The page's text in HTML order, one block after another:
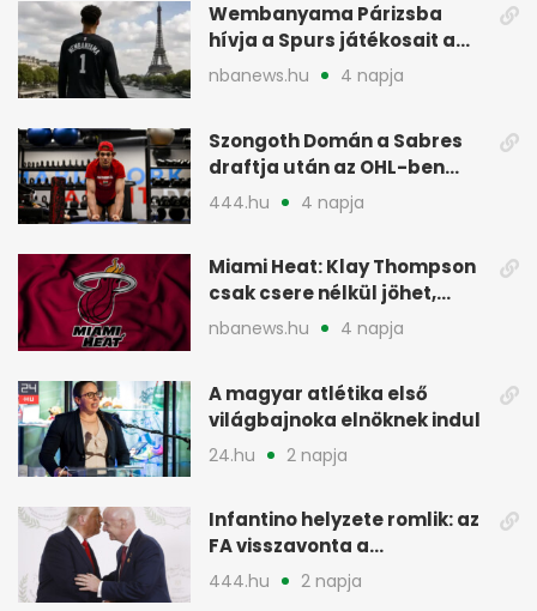
Wembanyama Párizsba
hívja a Spurs játékosait a
szezonrajtra
nbanews.hu 4 napja
Szongoth Domán a Sabres
draftja után az OHL-ben
léphet nagyot az NHL felé
444.hu 4 napja
Miami Heat: Klay Thompson
csak csere nélkül jöhet,
kivárnak
nbanews.hu 4 napja
A magyar atlétika első
világbajnoka elnöknek indul
24.hu 2 napja
Infantino helyzete romlik: az
FA visszavonta a
támogatását, jöhet a
444.hu 2 napja